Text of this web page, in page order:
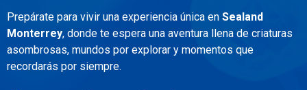
Prepárate para vivir una experiencia única en Sealand
Monterrey, donde te espera una aventura llena de criaturas
asombrosas, mundos por explorar y momentos que
recordarás por siempre.